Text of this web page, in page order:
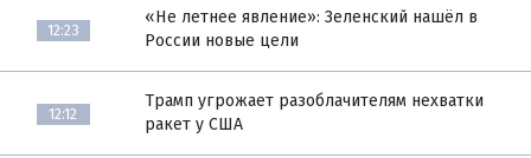
12:23
«Не летнее явление»: Зеленский нашёл в
России новые цели
12:12
Трамп угрожает разоблачителям нехватки
ракет у США